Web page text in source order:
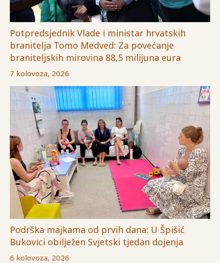
Potpredsjednik Vlade i ministar hrvatskih
branitelja Tomo Medved: Za povećanje
braniteljskih mirovina 88,5 milijuna eura
7 kolovoza, 2026
Podrška majkama od prvih dana: U Špišić
Bukovici obilježen Svjetski tjedan dojenja
6 kolovoza, 2026